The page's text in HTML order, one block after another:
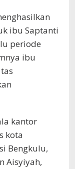
ibu Saptanti
periode
ibu
kantor
kota
Bengkulu,
Aisyiyah,